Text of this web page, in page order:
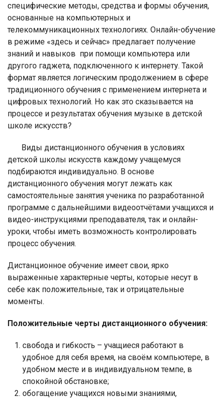
специфические методы, средства и формы обучения,
основанные на компьютерных и
телекоммуникационных технологиях. Онлайн-обучение
в режиме «здесь и сейчас» предлагает получение
знаний и навыков при помощи компьютера или
другого гаджета, подключенного к интернету. Такой
формат является логическим продолжением в сфере
традиционного обучения с применением интернета и
цифровых технологий. Но как это сказывается на
процессе и результатах обучения музыке в детской
школе искусств?
Виды дистанционного обучения в условиях
детской школы искусств каждому учащемуся
подбираются индивидуально. В основе
дистанционного обучения могут лежать как
самостоятельные занятия ученика по разработанной
программе с дальнейшими видеоотчётами учащихся и
видео-инструкциями преподавателя, так и онлайн-
уроки, чтобы иметь возможность контролировать
процесс обучения.
Дистанционное обучение имеет свои, ярко
выраженные характерные черты, которые несут в
себе как положительные, так и отрицательные
моменты.
Положительные черты дистанционного обучения:
свобода и гибкость – учащиеся работают в
удобное для себя время, на своём компьютере, в
удобном месте и в индивидуальном темпе, в
спокойной обстановке;
обогащение учащихся новыми знаниями,